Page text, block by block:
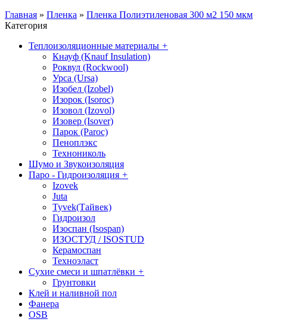
Главная » Пленка » Пленка Полиэтиленовая 300 м2 150 мкм
Категория
Теплоизоляционные материалы +
Кнауф (Knauf Insulation)
Роквул (Rockwool)
Урса (Ursa)
Изобел (Izobel)
Изорок (Isoroc)
Изовол (Izovol)
Изовер (Isover)
Парок (Paroс)
Пеноплэкс
Технониколь
Шумо и Звукоизоляция
Паро - Гидроизоляция +
Izovek
Juta
Tyvek(Тайвек)
Гидроизол
Изоспан (Isospan)
ИЗОСТУД / ISOSTUD
Керамоспан
Техноэласт
Сухие смеси и шпатлёвки +
Грунтовки
Клей и наливной пол
Фанера
OSB